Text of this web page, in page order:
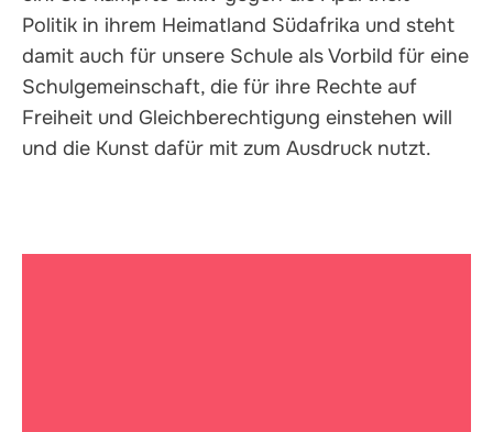
Politik in ihrem Heimatland Südafrika und steht
damit auch für unsere Schule als Vorbild für eine
Schulgemeinschaft, die für ihre Rechte auf
Freiheit und Gleichberechtigung einstehen will
und die Kunst dafür mit zum Ausdruck nutzt.